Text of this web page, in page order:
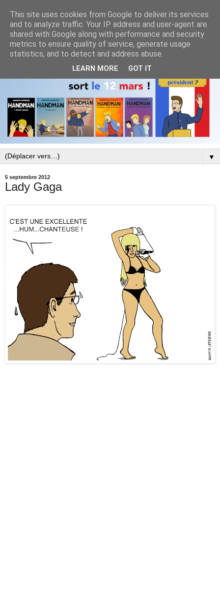
▼
5 septembre 2012
Lady Gaga
This site uses cookies from Google to deliver its services
and to analyze traffic. Your IP address and user-agent are
shared with Google along with performance and security
metrics to ensure quality of service, generate usage
statistics, and to detect and address abuse.
LEARN MORE GOT IT